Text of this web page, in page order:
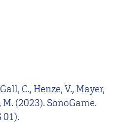
C., Henze, V., Mayer,
(2023). SonoGame.
01).